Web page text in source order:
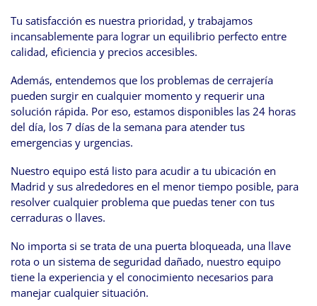
Tu satisfacción es nuestra prioridad, y trabajamos
incansablemente para lograr un equilibrio perfecto entre
calidad, eficiencia y precios accesibles.
Además, entendemos que los problemas de cerrajería
pueden surgir en cualquier momento y requerir una
solución rápida. Por eso, estamos disponibles las 24 horas
del día, los 7 días de la semana para atender tus
emergencias y urgencias.
Nuestro equipo está listo para acudir a tu ubicación en
Madrid y sus alrededores en el menor tiempo posible, para
resolver cualquier problema que puedas tener con tus
cerraduras o llaves.
No importa si se trata de una puerta bloqueada, una llave
rota o un sistema de seguridad dañado, nuestro equipo
tiene la experiencia y el conocimiento necesarios para
manejar cualquier situación.